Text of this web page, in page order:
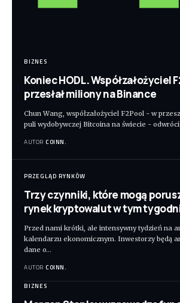
BIZNES
Koniec HODL. Współzałożyciel
przesłał miliony na Binance
Chun Wang, współzałożyciel F2Pool - w
puli wydobywczej Bitcoina na świecie -
AUTOR COINN.
PRZEGLĄD RYNKÓW
Trzy czynniki, które mogą
rynek kryptowalut w tym
Przed nami krótki, ale intensywny tydzień na
kalendarzu ekonomicznym. Inwestorzy będą
dane o…
AUTOR COINN.
BIZNES